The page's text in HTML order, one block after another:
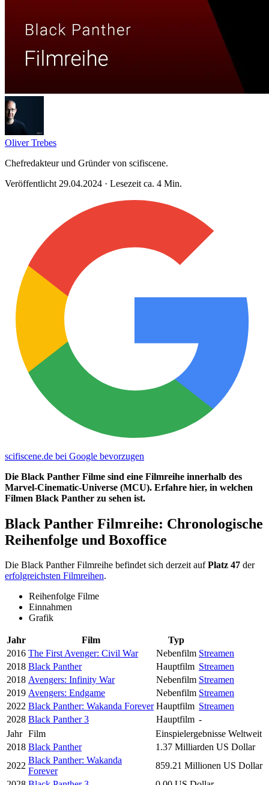
Oliver Trebes
Chefredakteur und Gründer von scifiscene.
Veröffentlicht 29.04.2024 · Lesezeit ca. 4 Min.
scifiscene.de bei Google bevorzugen
Die Black Panther Filme sind eine Filmreihe innerhalb des
Marvel-Cinematic-Universe (MCU). Erfahre hier, in welchen
Filmen Black Panther zu sehen ist.
Black Panther Filmreihe: Chronologische
Reihenfolge und Boxoffice
Die Black Panther Filmreihe befindet sich derzeit aufPlatz 47 der
erfolgreichsten Filmreihen.
Reihenfolge Filme
Einnahmen
Grafik
Jahr Film
Typ
2016 The First Avenger: Civil War Nebenfilm Streamen
2018 Black Panther Hauptfilm Streamen
2018 Avengers: Infinity War Nebenfilm Streamen
2019 Avengers: Endgame Nebenfilm Streamen
2022 Black Panther: Wakanda Forever Hauptfilm Streamen
2028 Black Panther 3 Hauptfilm -
Jahr Film
Einspielergebnisse Weltweit
2018 Black Panther
1.37 Milliarden US Dollar
2022
Black Panther: Wakanda
Forever
859.21 Millionen US Dollar